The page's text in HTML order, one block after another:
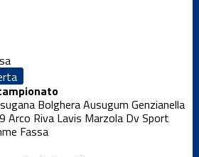
BolgheraAusugum Genzianella
Arco RivaLavis MarzolaDv Sport
Fassa